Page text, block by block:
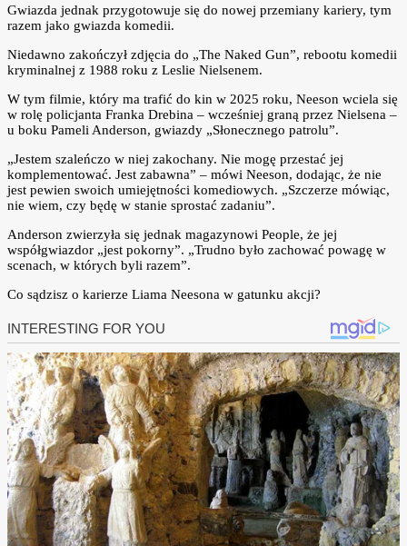
Gwiazda jednak przygotowuje się do nowej przemiany kariery, tym
razem jako gwiazda komedii.
Niedawno zakończył zdjęcia do „The Naked Gun”, rebootu komedii
kryminalnej z 1988 roku z Leslie Nielsenem.
W tym filmie, który ma trafić do kin w 2025 roku, Neeson wciela się
w rolę policjanta Franka Drebina – wcześniej graną przez Nielsena –
u boku Pameli Anderson, gwiazdy „Słonecznego patrolu”.
„Jestem szaleńczo w niej zakochany. Nie mogę przestać jej
komplementować. Jest zabawna” – mówi Neeson, dodając, że nie
jest pewien swoich umiejętności komediowych. „Szczerze mówiąc,
nie wiem, czy będę w stanie sprostać zadaniu”.
Anderson zwierzyła się jednak magazynowi People, że jej
współgwiazdor „jest pokorny”. „Trudno było zachować powagę w
scenach, w których byli razem”.
Co sądzisz o karierze Liama Neesona w gatunku akcji?